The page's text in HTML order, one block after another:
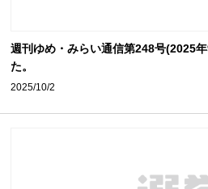
週刊ゆめ・みらい通信第248号(2025
た。
2025/10/2